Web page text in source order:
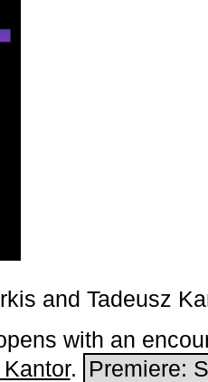
and Tadeusz
with an
. Premiere: